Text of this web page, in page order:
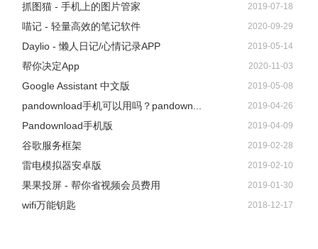
抓图猫 - 手机上的图片管家 2019-07-18
喵记 - 轻量高效的笔记软件 2020-09-29
Daylio - 懒人日记/心情记录APP 2019-05-14
帮你决定App 2020-11-03
Google Assistant 中文版 2019-05-08
pandownload手机可以用吗？pandown... 2019-04-26
Pandownload手机版 2019-04-09
谷歌服务框架 2019-02-28
雷电模拟器安卓版 2019-02-10
果果投屏 - 帮你省视频会员费用 2019-01-30
wifi万能钥匙 2018-12-17